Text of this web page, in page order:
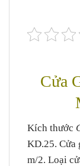
Cửa
Kích thước
KD.25. Cửa
m/2. Loại